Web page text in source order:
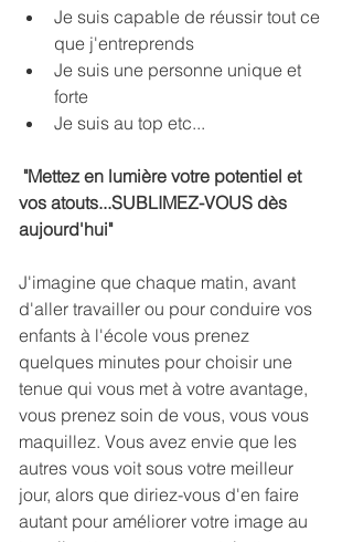
Je suis capable de réussir tout ce
que j'entreprends
Je suis une personne unique et
forte
Je suis au top etc...
vos atouts...SUBLIMEZ-VOUS dès
aujourd'hui"
J'imagine que chaque matin, avant
d'aller travailler ou pour conduire vos
enfants à l'école vous prenez
quelques minutes pour choisir une
tenue qui vous met à votre avantage,
vous prenez soin de vous, vous vous
maquillez. Vous avez envie que les
autres vous voit sous votre meilleur
jour, alors que diriez-vous d'en faire
autant pour améliorer votre image au